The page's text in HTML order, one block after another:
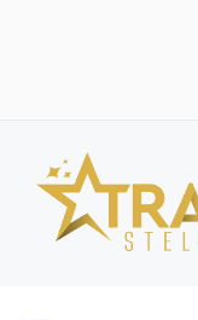
contenuto